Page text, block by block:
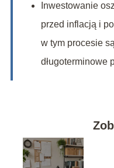
Inwestowanie
przed inflacją i
w tym procesie
długoterminowe